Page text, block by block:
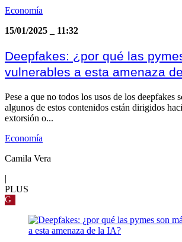
Economía
15/01/2025
11:32
Deepfakes: ¿por qué las
vulnerables a esta amenaza
Pese a que no todos los usos de los deepfakes
algunos de estos contenidos están dirigidos
extorsión o...
Economía
Camila Vera
|
PLUS
G